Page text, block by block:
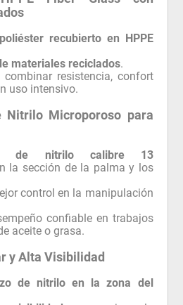
poliéster recubierto en HPPE
materiales reciclados.
combinar resistencia, confort
uso intensivo.
Nitrilo Microporoso para
de nitrilo calibre 13
la sección de la palma y los
control en la manipulación
confiable en trabajos
aceite o grasa.
y Alta Visibilidad
de nitrilo en la zona del